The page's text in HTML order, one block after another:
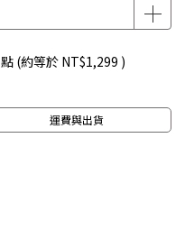
點 (約等於 NT$1,299 )
運費與出貨